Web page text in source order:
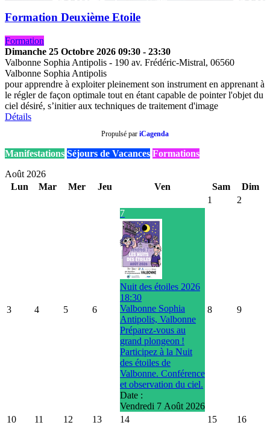
Formation Deuxième Etoile
Formation
Dimanche 25 Octobre 2026 09:30 - 23:30
Valbonne Sophia Antipolis - 190 av. Frédéric-Mistral, 06560
Valbonne Sophia Antipolis
pour apprendre à exploiter pleinement son instrument en apprenant à
le régler de façon optimale tout en étant capable de pointer l'objet du
ciel désiré, s’initier aux techniques de traitement d'image
Détails
Propulsé par iCagenda
Manifestations Séjours de Vacances Formations
Août 2026
Lun
Mar Mer Jeu Ven Sam
Dim
1
2
3 4 5 6
7
Nuit des étoiles 2026
18:30
Valbonne Sophia
Antipolis, Valbonne
Préparez-vous au
grand plongeon !
Participez à la Nuit
des étoiles de
Valbonne. Conférence
et observation du ciel.
Date :
Vendredi 7 Août 2026
8 9
10 11 12 13 14 15
16